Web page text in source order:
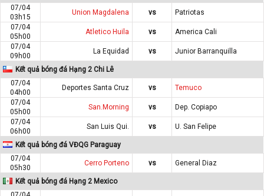
07/04
03h15
Union Magdalena vs
Patriotas
07/04
05h00
Atletico Huila vs
America Cali
07/04
09h00
La Equidad vs Junior Barranquilla
Kết quả bóng đá Hạng 2 Chi Lê
07/04
04h00
Deportes Santa Cruz vs
Temuco
07/04
05h00
San.Morning vs
Dep. Copiapo
07/04
06h00
San Luis Qui. vs U. San Felipe
Kết quả bóng đá VĐQG Paraguay
07/04
05h30
Cerro Porteno vs General Diaz
Kết quả bóng đá Hạng 2 Mexico